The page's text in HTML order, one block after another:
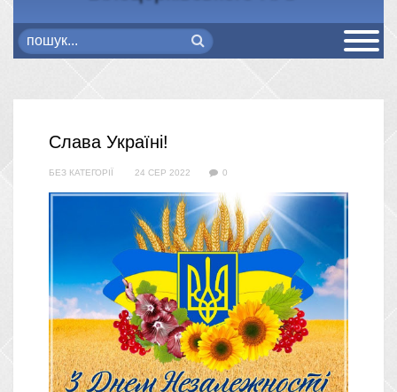
Слава Україні!
БЕЗ КАТЕГОРІЇ 24 СЕР 2022 0